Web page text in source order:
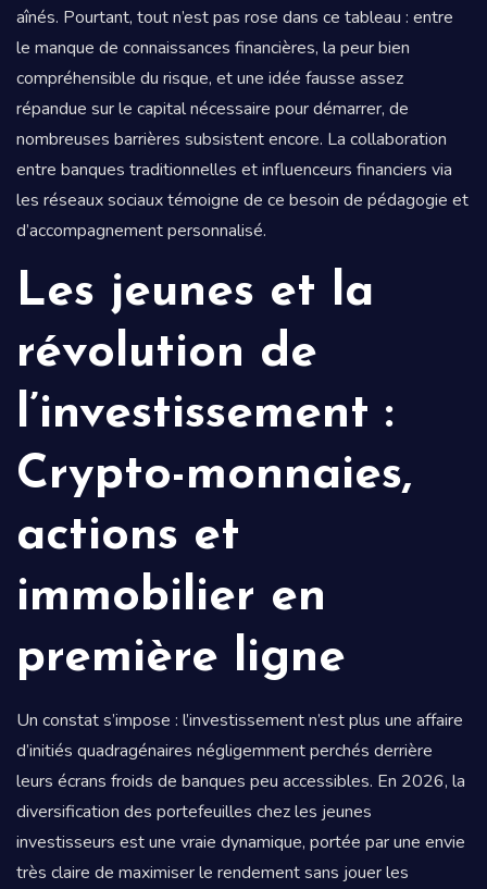
aînés. Pourtant, tout n’est pas rose dans ce tableau : entre
le manque de connaissances financières, la peur bien
compréhensible du risque, et une idée fausse assez
répandue sur le capital nécessaire pour démarrer, de
nombreuses barrières subsistent encore. La collaboration
entre banques traditionnelles et influenceurs financiers via
les réseaux sociaux témoigne de ce besoin de pédagogie et
d’accompagnement personnalisé.
Les jeunes et la
révolution de
l’investissement :
Crypto-monnaies,
actions et
immobilier en
première ligne
Un constat s’impose : l’investissement n’est plus une affaire
d’initiés quadragénaires négligemment perchés derrière
leurs écrans froids de banques peu accessibles. En 2026, la
diversification des portefeuilles chez les jeunes
investisseurs est une vraie dynamique, portée par une envie
très claire de maximiser le rendement sans jouer les